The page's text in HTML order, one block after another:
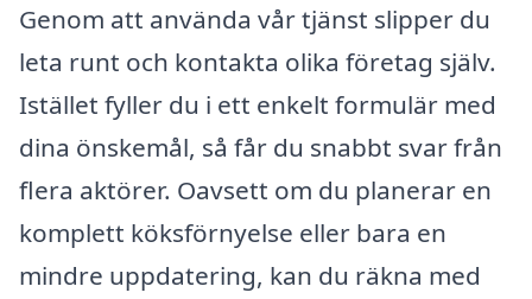
Genom att använda vår tjänst slipper du
leta runt och kontakta olika företag själv.
Istället fyller du i ett enkelt formulär med
dina önskemål, så får du snabbt svar från
flera aktörer. Oavsett om du planerar en
komplett köksförnyelse eller bara en
mindre uppdatering, kan du räkna med